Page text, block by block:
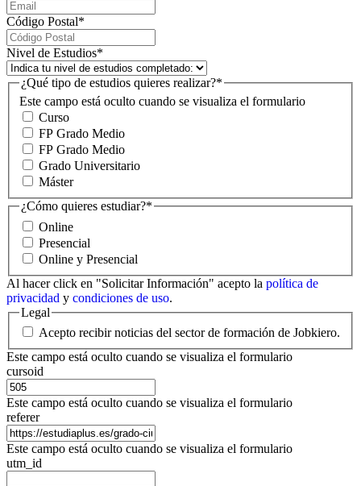
Código Postal*
Nivel de Estudios*
Este campo está oculto cuando se visualiza el formulario
¿Qué tipo de estudios quieres realizar?*
Curso
FP Grado Medio
FP Grado Medio
Grado Universitario
Máster
¿Cómo quieres estudiar?*
Online
Presencial
Online y Presencial
Al hacer click en "Solicitar Información" acepto la política de
privacidad y condiciones de uso.
Legal
Acepto recibir noticias del sector de formación de Jobkiero.
Este campo está oculto cuando se visualiza el formulario
cursoid
Este campo está oculto cuando se visualiza el formulario
referer
Este campo está oculto cuando se visualiza el formulario
utm_id